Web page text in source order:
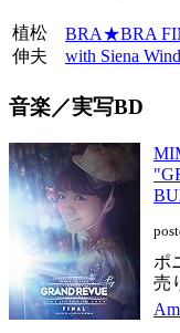
植松
伸夫
BRA★BRA
with Siena
音楽／実写BD
ポ
売